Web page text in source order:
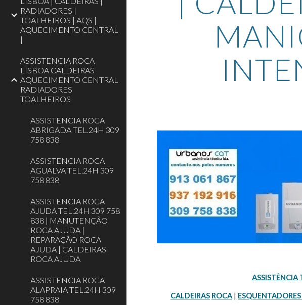
RADIADORES |
TOALHEIROS | AQS |
AQUECIMENTO CENTRAL
|
ASSISTENCIA ROCA
LISBOA CALDEIRAS
AQUECIMENTO CENTRAL
RADIADORES
TOALHEIROS
ASSISTENCIA ROCA
ABRIGADA TEL.24H 309
758 838
ASSISTENCIA ROCA
AGUALVA TEL.24H 309
758 838
ASSISTENCIA ROCA
AJUDA TEL.24H 309 758
838 | MANUTENÇÃO
ROCA AJUDA |
REPARAÇÃO ROCA
AJUDA | CALDEIRAS
ROCA AJUDA
ASSISTENCIA ROCA
ALAPRAIA TEL.24H 309
758 838
ASSISTÊNCIA
CALDEIRAS ROCA |